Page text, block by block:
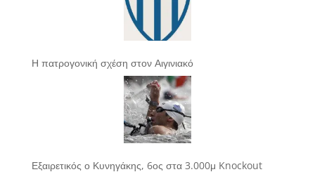
Η πατρογονική σχέση στον Αιγινιακό
Εξαιρετικός ο Κυνηγάκης, 6ος στα 3.000μ Knockout